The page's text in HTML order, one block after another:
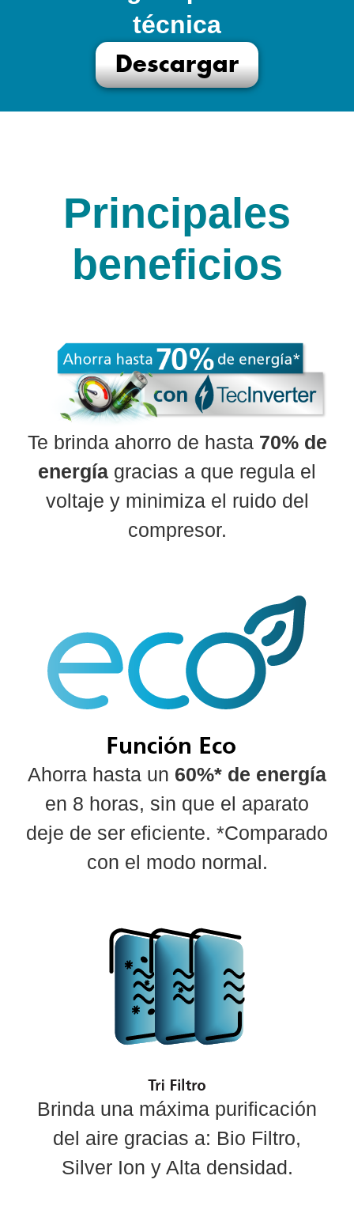
técnica
Descargar
Principales
beneficios
Te brinda ahorro de hasta 70% de
energía gracias a que regula el
voltaje y minimiza el ruido del
compresor.
Ahorra hasta un 60%* de energía
en 8 horas, sin que el aparato
deje de ser eficiente. *Comparado
con el modo normal.
Brinda una máxima purificación
del aire gracias a: Bio Filtro,
Silver Ion y Alta densidad.